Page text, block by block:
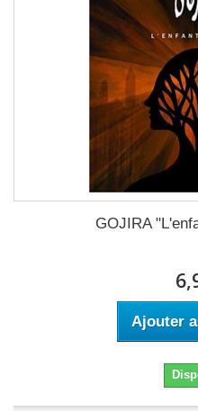
GOJIRA
Ajouter